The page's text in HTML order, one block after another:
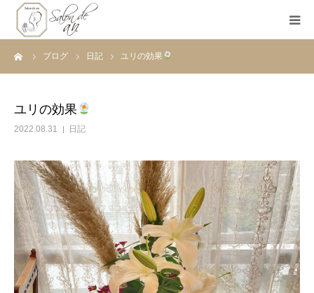
ブログ 日記 ユリの効果
ユリの効果
2022.08.31 日記
ホーム
初めての方へ
Before＆After
ご予約